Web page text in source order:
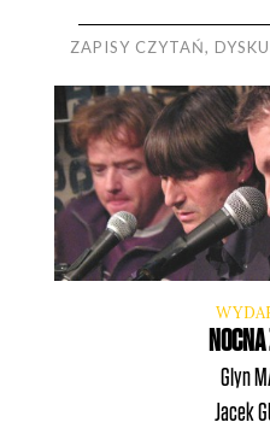
ZAPISY CZYTAŃ,
Glyn
Jacek